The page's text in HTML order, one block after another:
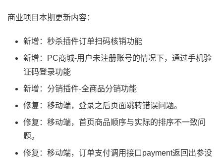
商业项目本期更新内容：
新增：秒杀插件订单扫码核销功能
新增：PC商城-用户未注册账号的情况下，通过手机验
证码登录功能
新增：分销插件-全商品分销功能
修复：移动端，登录之后页面跳转错误问题。
修复：移动端，首页商品顺序与实际的排序不一致问
题。
修复：移动端，订单支付调用接口payment返回出参没